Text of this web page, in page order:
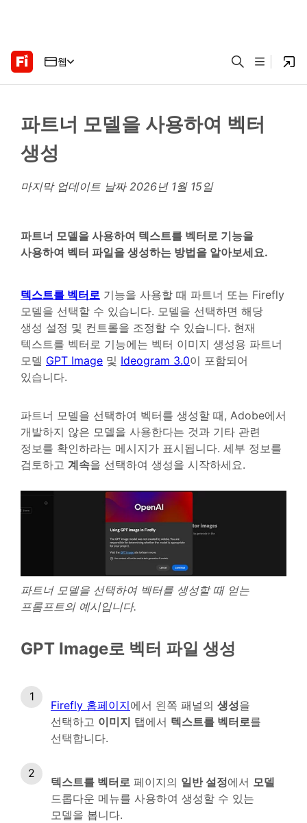
웹
파트너 모델을 사용하여 벡터
생성
마지막 업데이트 날짜 2026년 1월 15일
파트너 모델을 사용하여 텍스트를 벡터로 기능을
사용하여 벡터 파일을 생성하는 방법을 알아보세요.
텍스트를 벡터로 기능을 사용할 때 파트너 또는 Firefly
모델을 선택할 수 있습니다. 모델을 선택하면 해당
생성 설정 및 컨트롤을 조정할 수 있습니다. 현재
텍스트를 벡터로 기능에는 벡터 이미지 생성용 파트너
모델 GPT Image 및 Ideogram 3.0이 포함되어
있습니다.
파트너 모델을 선택하여 벡터를 생성할 때, Adobe에서
개발하지 않은 모델을 사용한다는 것과 기타 관련
정보를 확인하라는 메시지가 표시됩니다. 세부 정보를
검토하고 계속을 선택하여 생성을 시작하세요.
파트너 모델을 선택하여 벡터를 생성할 때 얻는
프롬프트의 예시입니다.
GPT Image로 벡터 파일 생성
Firefly 홈페이지에서 왼쪽 패널의 생성을
선택하고 이미지 탭에서 텍스트를 벡터로를
선택합니다.
텍스트를 벡터로 페이지의 일반 설정에서 모델
드롭다운 메뉴를 사용하여 생성할 수 있는
모델을 봅니다.